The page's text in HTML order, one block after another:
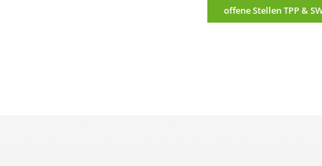
offene Stellen TPP &